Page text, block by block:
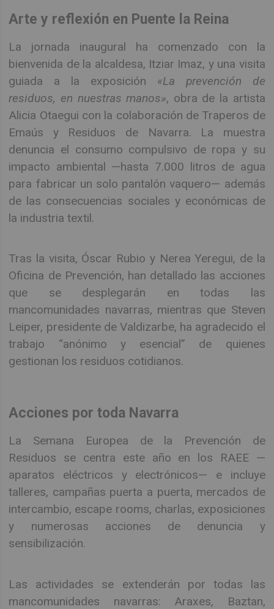
Arte y reflexión en Puente la Reina
La jornada inaugural ha comenzado con la
bienvenida de la alcaldesa, Itziar Imaz, y una visita
guiada a la exposición «La prevención de
residuos, en nuestras manos», obra de la artista
Alicia Otaegui con la colaboración de Traperos de
Emaús y Residuos de Navarra. La muestra
denuncia el consumo compulsivo de ropa y su
impacto ambiental —hasta 7.000 litros de agua
para fabricar un solo pantalón vaquero— además
de las consecuencias sociales y económicas de
la industria textil.
Tras la visita, Óscar Rubio y Nerea Yeregui, de la
Oficina de Prevención, han detallado las acciones
que se desplegarán en todas las
mancomunidades navarras, mientras que Steven
Leiper, presidente de Valdizarbe, ha agradecido el
trabajo “anónimo y esencial” de quienes
gestionan los residuos cotidianos.
Acciones por toda Navarra
La Semana Europea de la Prevención de
Residuos se centra este año en los RAEE —
aparatos eléctricos y electrónicos— e incluye
talleres, campañas puerta a puerta, mercados de
intercambio, escape rooms, charlas, exposiciones
y numerosas acciones de denuncia y
sensibilización.
Las actividades se extenderán por todas las
mancomunidades navarras: Araxes, Baztan,